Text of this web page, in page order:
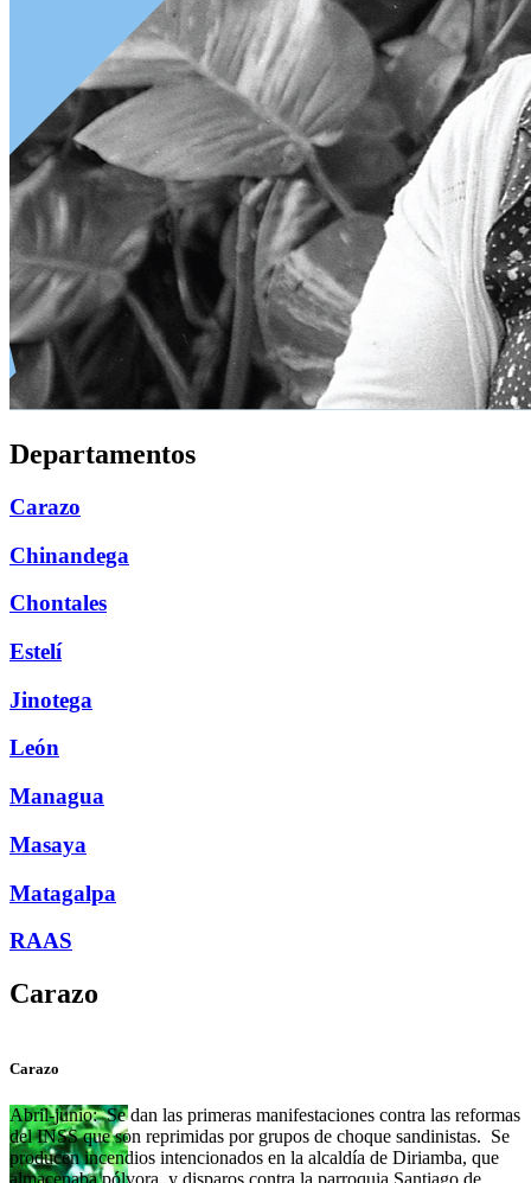
Departamentos
Carazo
Chinandega
Chontales
Estelí
Jinotega
León
Managua
Masaya
Matagalpa
RAAS
Carazo
Carazo
Abril-junio: Se dan las primeras manifestaciones contra las reformas
del INSS que son reprimidas por grupos de choque sandinistas. Se
producen incendios intencionados en la alcaldía de Diriamba, que